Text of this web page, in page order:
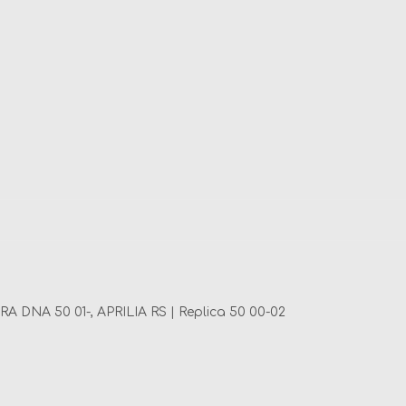
DNA 50 01-, APRILIA RS | Replica 50 00-02